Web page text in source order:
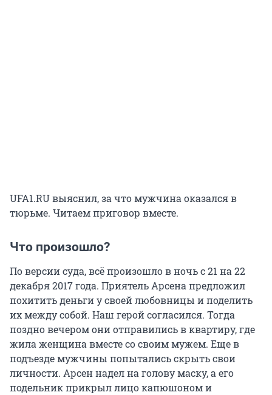
UFA1.RU выяснил, за что мужчина оказался в
тюрьме. Читаем приговор вместе.
Что произошло?
По версии суда, всё произошло в ночь с 21 на 22
декабря 2017 года. Приятель Арсена предложил
похитить деньги у своей любовницы и поделить
их между собой. Наш герой согласился. Тогда
поздно вечером они отправились в квартиру, где
жила женщина вместе со своим мужем. Еще в
подъезде мужчины попытались скрыть свои
личности. Арсен надел на голову маску, а его
подельник прикрыл лицо капюшоном и